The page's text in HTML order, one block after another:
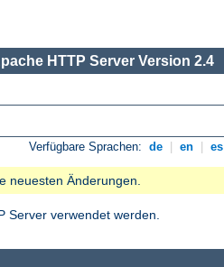
HTTP Server Version 2.4
Verfügbare Sprachen: de en es
neuesten Änderungen.
Server verwendet werden.